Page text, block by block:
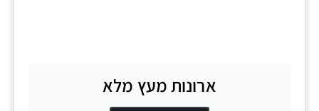
ארונות מעץ מלא